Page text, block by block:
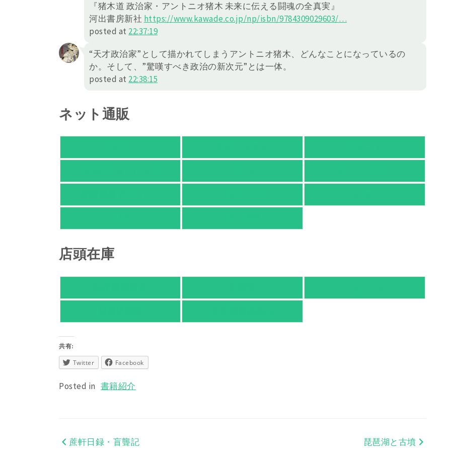
『猪木道 政治家・アントニオ猪木 未来に伝える闘魂の全真実』
河出書房新社 https://www.kawade.co.jp/np/isbn/9784309029603/…
posted at 22:37:19
“天才政治家”として描かれてしまうアントニオ猪木、どんなことになっているの
か。そして、”驚嘆すべき政治の新次元”とは一体。
posted at 22:38:15
ネット通販
店頭在庫
共有:
Twitter Facebook
Posted in 書籍紹介
投蔗軒日録・盲聾記 琵琶湖と古墳